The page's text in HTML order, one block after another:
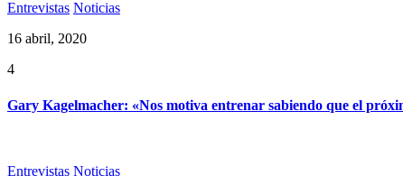
Entrevistas Noticias
16 abril, 2020
4
Gary Kagelmacher: «Nos motiva entrenar sabiendo que el
Entrevistas Noticias